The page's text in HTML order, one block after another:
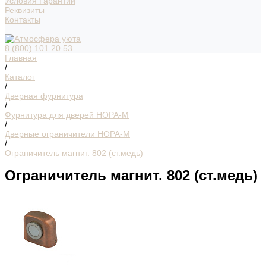
Реквизиты
Контакты
8 (800) 101 20 53
Главная
/
Каталог
/
Дверная фурнитура
/
Фурнитура для дверей НОРА-М
/
Дверные ограничители НОРА-М
/
Ограничитель магнит. 802 (ст.медь)
Ограничитель магнит. 802 (ст.медь)